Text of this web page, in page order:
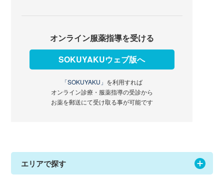
オンライン服薬指導を受ける
SOKUYAKUウェブ版へ
「SOKUYAKU」 を利用すれば
オンライン診療・服薬指導の受診から
お薬を郵送にて受け取る事が可能です
エリアで探す